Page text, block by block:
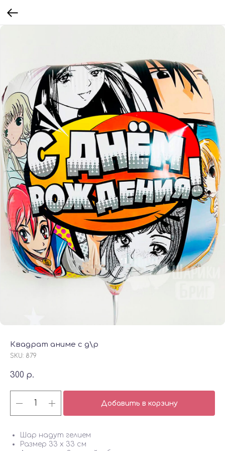
Квадрат аниме с д\р
SKU: 879
300 р.
Добавить в корзину
Шар надут гелием
Размер 33 х 33 см